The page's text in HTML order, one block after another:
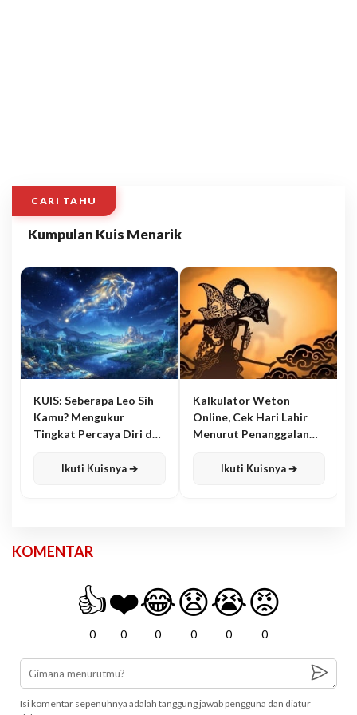
CARI TAHU
Kumpulan Kuis Menarik
KUIS: Seberapa Leo Sih
Kamu? Mengukur
Tingkat Percaya Diri dan
Ikuti Kuisnya ➔
Kalkulator Weton
Online, Cek Hari Lahir
Menurut Penanggalan
Ikuti Kuisnya ➔
KOMENTAR
👍
0
❤️
0
😂
0
😧
0
😭
0
😡
0
Isi komentar sepenuhnya adalah tanggung jawab pengguna dan diatur